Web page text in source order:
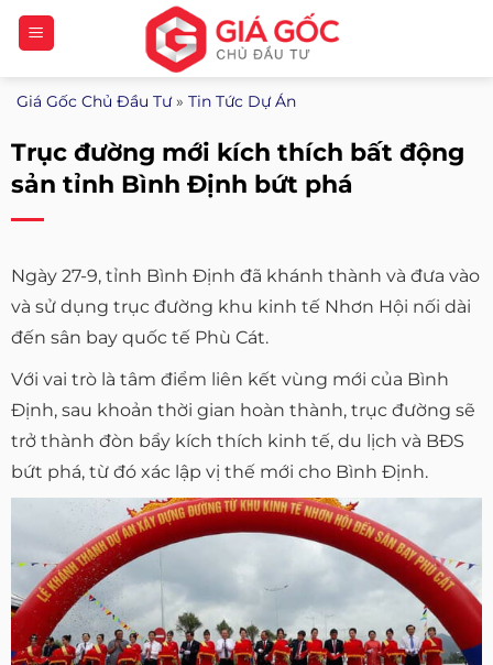
Bỏ
qua
nội
dung
Giá Gốc Chủ Đầu Tư» Tin Tức Dự Án
Trục đường mới kích thích bất động
sản tỉnh Bình Định bứt phá
Ngày 27-9, tỉnh Bình Định đã khánh thành và đưa vào
và sử dụng trục đường khu kinh tế Nhơn Hội nối dài
đến sân bay quốc tế Phù Cát.
Với vai trò là tâm điểm liên kết vùng mới của Bình
Định, sau khoản thời gian hoàn thành, trục đường sẽ
trở thành đòn bẩy kích thích kinh tế, du lịch và BĐS
bứt phá, từ đó xác lập vị thế mới cho Bình Định.